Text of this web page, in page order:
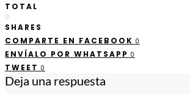
TOTAL
0
SHARES
COMPARTE EN FACEBOOK 0
ENVÍALO POR WHATSAPP 0
TWEET 0
Deja una respuesta